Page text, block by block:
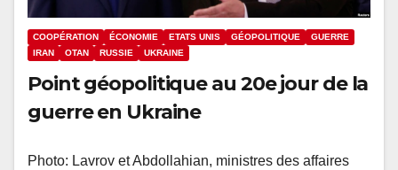
COOPÉRATION ÉCONOMIE ETATS UNIS GÉOPOLITIQUE
GUERRE
IRAN
OTAN RUSSIE UKRAINE
Point géopolitique au 20e jour de la
guerre en Ukraine
Photo: Lavrov et Abdollahian, ministres des affaires